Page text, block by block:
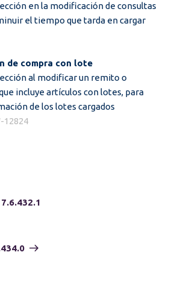
en la modificación de consultas
el tiempo que tarda en cargar
de compra con lote
al modificar un remito o
incluye artículos con lotes, para
de los lotes cargados
12824